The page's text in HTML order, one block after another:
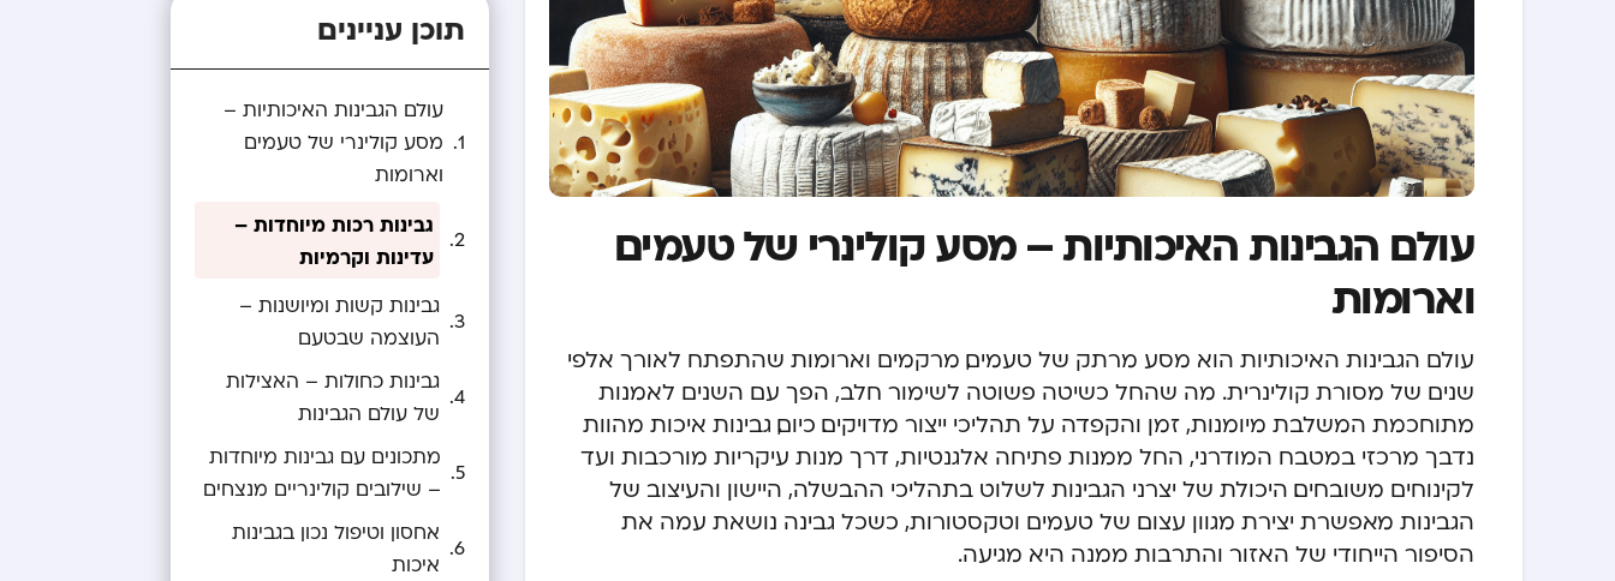
עולם הגבינות האיכותיות – מסע קולינרי של טעמים
וארומות
עולם הגבינות האיכותיות הוא מסע מרתק של טעמים, מרקמים וארומות שהתפתח לאורך אלפי
שנים של מסורת קולינרית. מה שהחל כשיטה פשוטה לשימור חלב, הפך עם השנים לאמנות
מתוחכמת המשלבת מיומנות, זמן והקפדה על תהליכי ייצור מדויקים. כיום, גבינות איכות מהוות
נדבך מרכזי במטבח המודרני, החל ממנות פתיחה אלגנטיות, דרך מנות עיקריות מורכבות ועד
לקינוחים משובחים. היכולת של יצרני הגבינות לשלוט בתהליכי ההבשלה, היישון והעיצוב של
הגבינות מאפשרת יצירת מגוון עצום של טעמים וטקסטורות, כשכל גבינה נושאת עמה את
הסיפור הייחודי של האזור והתרבות ממנה היא מגיעה.
תוכן עניינים
עולם הגבינות האיכותיות –
מסע קולינרי של טעמים
וארומות
גבינות רכות מיוחדות –
עדינות וקרמיות
גבינות קשות ומיושנות –
העוצמה שבטעם
גבינות כחולות – האצילות
של עולם הגבינות
מתכונים עם גבינות מיוחדות
– שילובים קולינריים מנצחים
אחסון וטיפול נכון בגבינות
איכות